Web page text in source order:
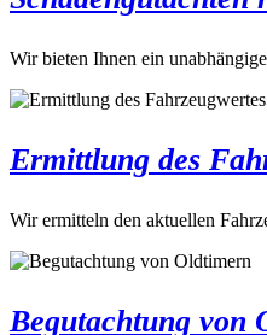
Wir bieten Ihnen ein
Ermittlung des
Wir ermitteln den aktuellen
Begutachtung von